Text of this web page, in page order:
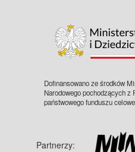
Dofinansowano ze środków
Narodowego pochodzących
państwowego funduszu
Partnerzy: